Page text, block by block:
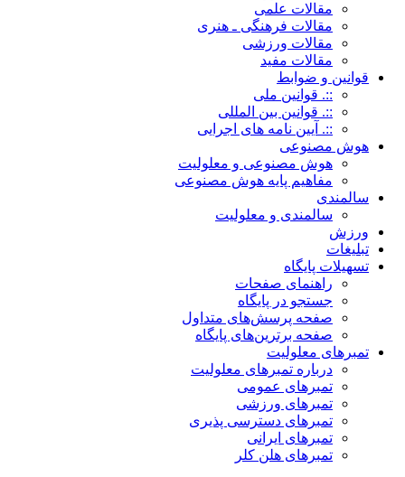
مقالات علمی
مقالات فرهنگی ـ هنری
مقالات ورزشی
مقالات مفید
قوانین و ضوابط
::. قوانین ملی
::. قوانین بین المللی
::. آیین نامه های اجرایی
هوش مصنوعی
هوش مصنوعی و معلولیت
مفاهیم پایه هوش مصنوعی
سالمندی
سالمندی و معلولیت
ورزش
تبلیغات
تسهیلات پایگاه
راهنمای صفحات
جستجو در پایگاه
صفحه پرسش‌های متداول
صفحه برترین‌های پایگاه
تمبرهای معلولیت
درباره تمبرهای معلولیت
تمبرهای عمومی
تمبرهای ورزشی
تمبرهای دسترسی پذیری
تمبرهای ایرانی
تمبرهای هلن کلر